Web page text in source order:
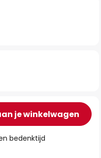
je winkelwagen
bedenktijd